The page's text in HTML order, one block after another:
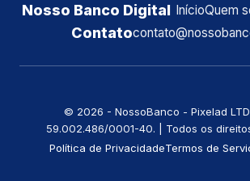
Nosso Banco Digital InícioQuem
Contato
©️ 2026 - NossoBanco - Pixelad
59.002.486/0001-40. | Todos os
Política de PrivacidadeTermos de